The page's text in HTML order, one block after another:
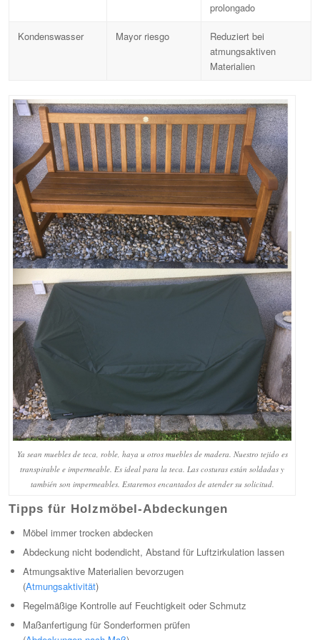
prolongado
Kondenswasser Mayor riesgo
Reduziert bei
atmungsaktiven
Materialien
Ya sean muebles de teca, roble, haya u otros muebles de madera. Nuestro tejido es
transpirable e impermeable. Es ideal para la teca. Las costuras están soldadas y
también son impermeables. Estaremos encantados de atender su solicitud.
Tipps für Holzmöbel-Abdeckungen
Möbel immer trocken abdecken
Abdeckung nicht bodendicht, Abstand für Luftzirkulation lassen
Atmungsaktive Materialien bevorzugen
(Atmungsaktivität)
Regelmäßige Kontrolle auf Feuchtigkeit oder Schmutz
Maßanfertigung für Sonderformen prüfen